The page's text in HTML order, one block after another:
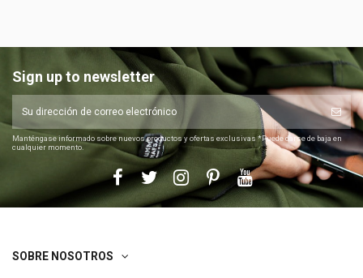
Sign up to newsletter
Manténgase informado sobre nuevos productos y ofertas exclusivas *Puede darse de baja en
cualquier momento.
SOBRE NOSOTROS